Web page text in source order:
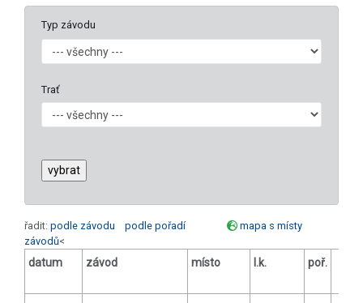
Typ závodu
Trať
řadit: podle závodu podle pořadí
mapa s místy
závodů<
datum závod místo l.k. poř.